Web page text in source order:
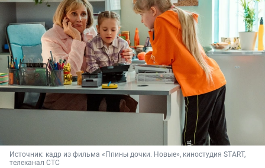
Источник: кадр из фильма «Ппины дочки. Новые», киностудия START,
телеканал СТС